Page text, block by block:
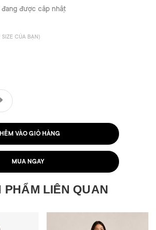
được cập nhật
SIZE CỦA BẠN)
VÀO GIỎ HÀNG
MUA NGAY
PHẨM LIÊN QUAN